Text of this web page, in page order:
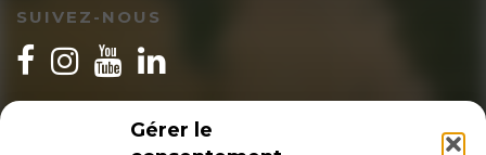
Gérer le
SUIVEZ-NOUS
INSCRIPTION NEWSLETTER